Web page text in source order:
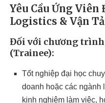
Yêu Cầu Ứng Viên
Logistics & Vận
Đối với chương trình
(Trainee):
Tốt nghiệp đại học
doanh hoặc các ngành
kinh nghiệm làm việc,